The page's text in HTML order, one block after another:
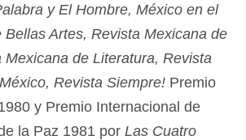
y El Hombre, México en el
Bellas Artes, Revista Mexicana de
Mexicana de Literatura, Revista
Revista Siempre! Premio
y Premio Internacional de
la Paz 1981 por Las Cuatro